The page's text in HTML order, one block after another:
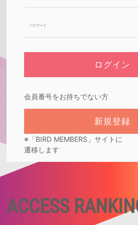
会員番号をお持ちでない方
※「BIRD MEMBERS」サイトに
遷移します
ACCESS